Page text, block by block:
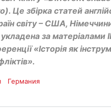
Це збірка статей
світу – США,
за матеріалами ІІ
«Історія як
Германия